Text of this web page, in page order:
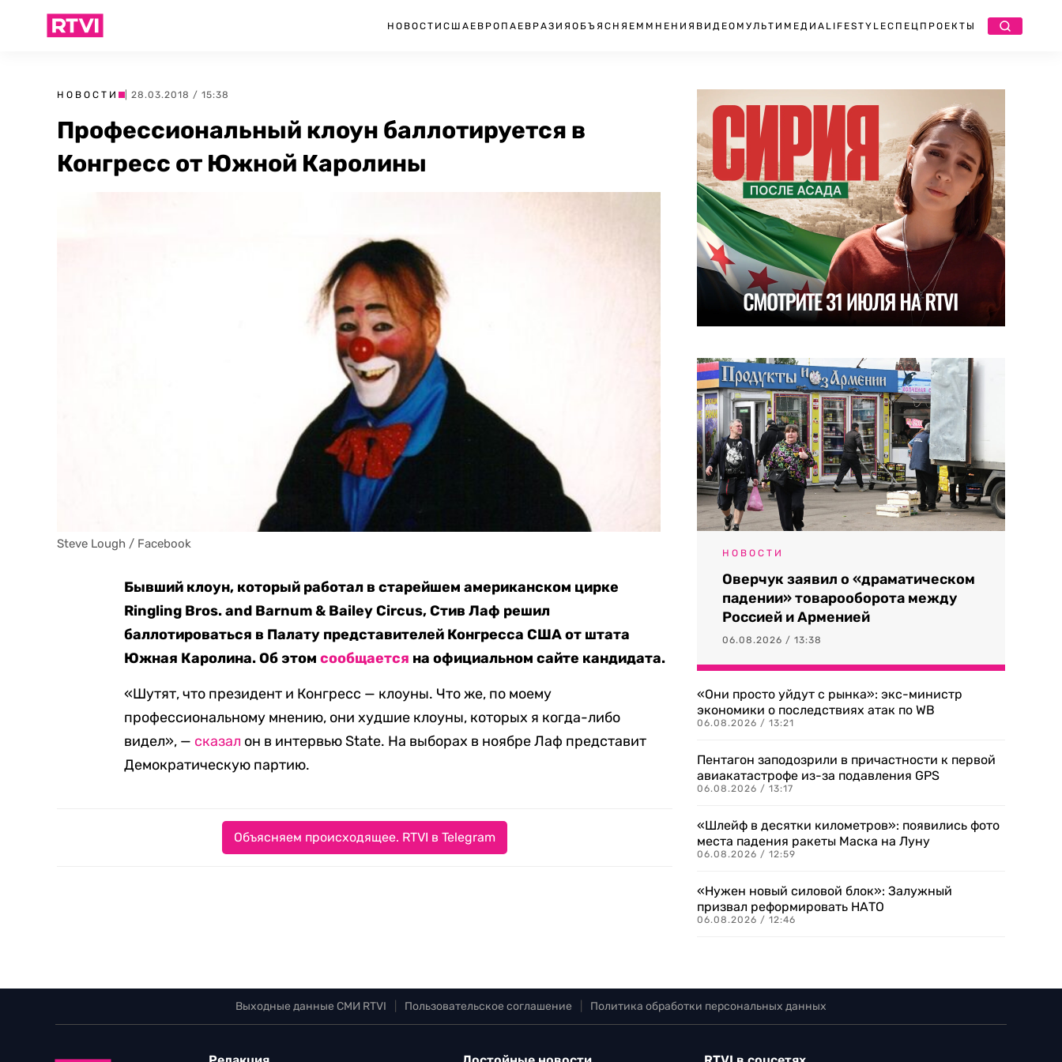
НОВОСТИ США ЕВРОПА ЕВРАЗИЯ ОБЪЯСНЯЕМ МНЕНИЯ ВИДЕО МУЛЬТИМЕДИА LIFESTYLEСПЕЦПРОЕКТЫ
НОВОСТИ | 28.03.2018 / 15:38
Профессиональный клоун баллотируется в
Конгресс от Южной Каролины
Steve Lough / Facebook
Бывший клоун, который работал в старейшем американском цирке
Ringling Bros. and Barnum & Bailey Circus, Стив Лаф решил
баллотироваться в Палату представителей Конгресса США от штата
Южная Каролина. Об этомсообщается на официальном сайте кандидата.
«Шутят, что президент и Конгресс — клоуны. Что же, по моему
профессиональному мнению, они худшие клоуны, которых я когда-либо
видел», — сказал он в интервью State. На выборах в ноябре Лаф представит
Демократическую партию.
Объясняем происходящее. RTVI в Telegram
НОВОСТИ
Оверчук заявил о «драматическом
падении» товарооборота между
Россией и Арменией
06.08.2026 / 13:38
«Они просто уйдут с рынка»: экс-министр
экономики о последствиях атак по WB
06.08.2026 / 13:21
Пентагон заподозрили в причастности к первой
авиакатастрофе из-за подавления GPS
06.08.2026 / 13:17
«Шлейф в десятки километров»: появились фото
места падения ракеты Маска на Луну
06.08.2026 / 12:59
«Нужен новый силовой блок»: Залужный
призвал реформировать НАТО
06.08.2026 / 12:46
Выходные данные СМИ RTVI Пользовательское соглашение Политика обработки персональных данных